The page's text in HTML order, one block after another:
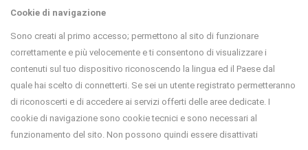
Cookie di navigazione
Sono creati al primo accesso; permettono al sito di funzionare
correttamente e più velocemente e ti consentono di visualizzare i
contenuti sul tuo dispositivo riconoscendo la lingua ed il Paese dal
quale hai scelto di connetterti. Se sei un utente registrato permetteranno
di riconoscerti e di accedere ai servizi offerti delle aree dedicate. I
cookie di navigazione sono cookie tecnici e sono necessari al
funzionamento del sito. Non possono quindi essere disattivati